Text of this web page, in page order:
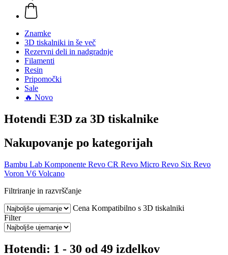
Znamke
3D tiskalniki in še več
Rezervni deli in nadgradnje
Filamenti
Resin
Pripomočki
Sale
🔥 Novo
Hotendi E3D za 3D tiskalnike
Nakupovanje po kategorijah
Bambu Lab Komponente Revo CR Revo Micro Revo Six Revo
Voron V6 Volcano
Filtriranje in razvrščanje
Cena Kompatibilno s 3D tiskalniki
Filter
Hotendi: 1 - 30 od 49 izdelkov